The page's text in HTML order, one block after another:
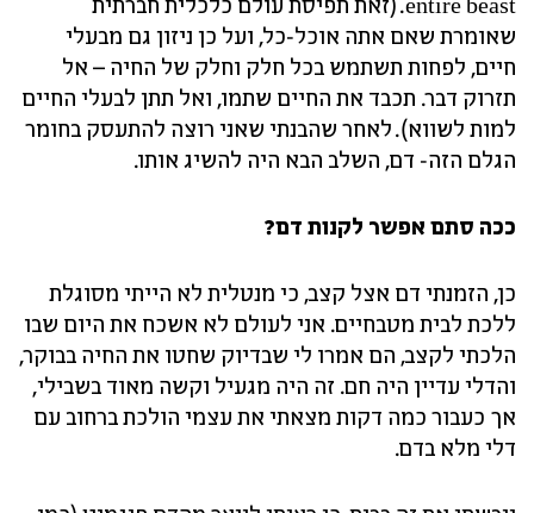
שאומרת שאם אתה אוכל-כל, ועל כן ניזון גם מבעלי
חיים, לפחות תשתמש בכל חלק וחלק של החיה – אל
תזרוק דבר. תכבד את החיים שתמו, ואל תתן לבעלי החיים
למות לשווא). לאחר שהבנתי שאני רוצה להתעסק בחומר
הגלם הזה- דם, השלב הבא היה להשיג אותו.
ככה סתם אפשר לקנות דם?
כן, הזמנתי דם אצל קצב, כי מנטלית לא הייתי מסוגלת
ללכת לבית מטבחיים. אני לעולם לא אשכח את היום שבו
הלכתי לקצב, הם אמרו לי שבדיוק שחטו את החיה בבוקר,
והדלי עדיין היה חם. זה היה מגעיל וקשה מאוד בשבילי,
אך כעבור כמה דקות מצאתי את עצמי הולכת ברחוב עם
דלי מלא בדם.